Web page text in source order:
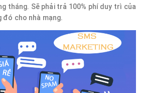
tháng. Sẽ phải trả 100% phí duy trì của
cho nhà mạng.